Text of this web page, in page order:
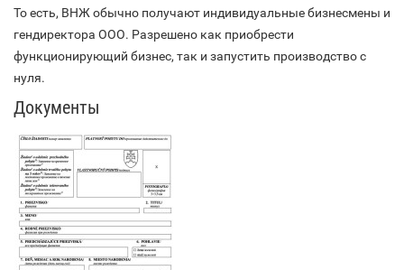
То есть, ВНЖ обычно получают индивидуальные бизнесмены и
гендиректора ООО. Разрешено как приобрести
функционирующий бизнес, так и запустить производство с
нуля.
Документы